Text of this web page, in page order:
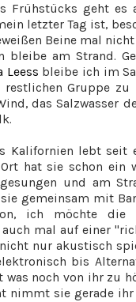
Frühstücks geht es
letzter Tag ist,
Beine mal
bleibe am Strand.
Leess bleibe ich im
restlichen Gruppe zu
das Salzwasser
Kalifornien lebt seit
hat sie schon ein
und am
sie gemeinsam mit
ich möchte die
auch mal auf einer
nicht nur akustisch
bis
was noch von ihr zu
nimmt sie gerade